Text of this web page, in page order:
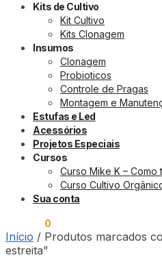
Kits de Cultivo
Kit Cultivo
Kits Clonagem
Insumos
Clonagem
Probioticos
Controle de Pragas
Montagem e
Estufas e Led
Acessórios
Projetos Especiais
Cursos
Curso Mike K –
Curso Cultivo
Sua conta
0
Início / Produtos marcados
estreita”